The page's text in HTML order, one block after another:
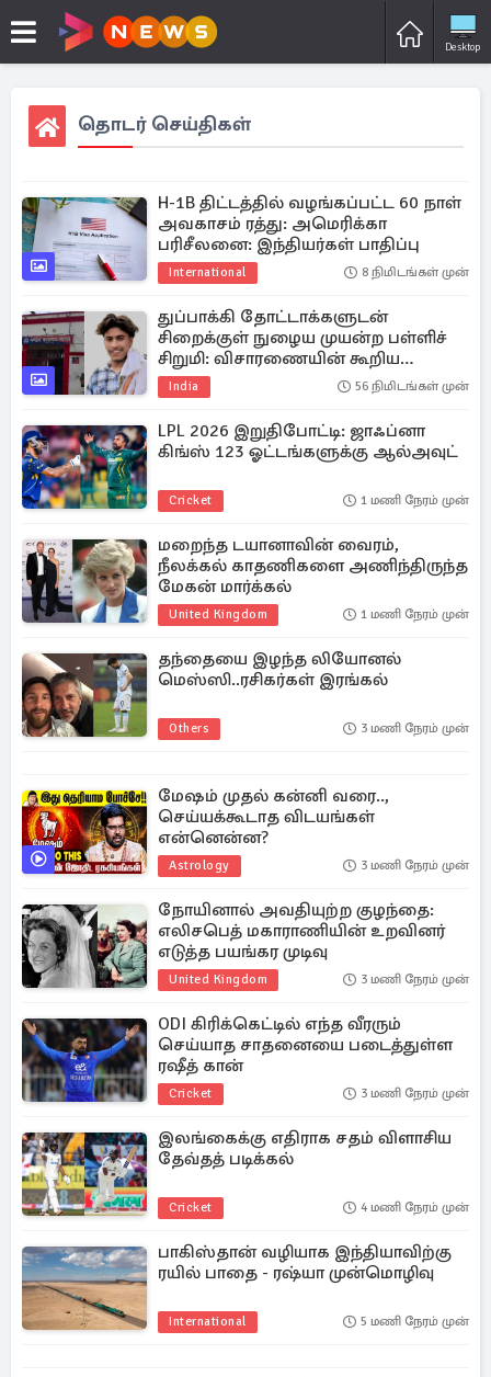
Desktop
தொடர் செய்திகள்
H-1B திட்டத்தில் வழங்கப்பட்ட 60 நாள்
அவகாசம் ரத்து: அமெரிக்கா
பரிசீலனை: இந்தியர்கள் பாதிப்பு
International 8 நிமிடங்கள் முன்
துப்பாக்கி தோட்டாக்களுடன்
சிறைக்குள் நுழைய முயன்ற பள்ளிச்
சிறுமி: விசாரணையின் கூறிய
காரணம்
India 56 நிமிடங்கள் முன்
LPL 2026 இறுதிபோட்டி: ஜாஃப்னா
கிங்ஸ் 123 ஓட்டங்களுக்கு ஆல்அவுட்
Cricket 1 மணி நேரம் முன்
மறைந்த டயானாவின் வைரம்,
நீலக்கல் காதணிகளை அணிந்திருந்த
மேகன் மார்க்கல்
United Kingdom 1 மணி நேரம் முன்
தந்தையை இழந்த லியோனல்
மெஸ்ஸி..ரசிகர்கள் இரங்கல்
Others 3 மணி நேரம் முன்
மேஷம் முதல் கன்னி வரை..,
செய்யக்கூடாத விடயங்கள்
என்னென்ன?
Astrology 3 மணி நேரம் முன்
நோயினால் அவதியுற்ற குழந்தை:
எலிசபெத் மகாராணியின் உறவினர்
எடுத்த பயங்கர முடிவு
United Kingdom 3 மணி நேரம் முன்
ODI கிரிக்கெட்டில் எந்த வீரரும்
செய்யாத சாதனையை படைத்துள்ள
ரஷீத் கான்
Cricket 3 மணி நேரம் முன்
இலங்கைக்கு எதிராக சதம் விளாசிய
தேவ்தத் படிக்கல்
Cricket 4 மணி நேரம் முன்
பாகிஸ்தான் வழியாக இந்தியாவிற்கு
ரயில் பாதை - ரஷ்யா முன்மொழிவு
International 5 மணி நேரம் முன்